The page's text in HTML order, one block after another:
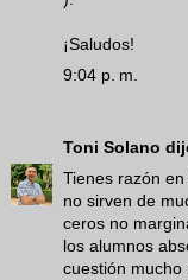
¡Saludos!
9:04 p. m.
Toni Solano
Tienes razón
no sirven de
ceros no
los alumnos
cuestión mucho